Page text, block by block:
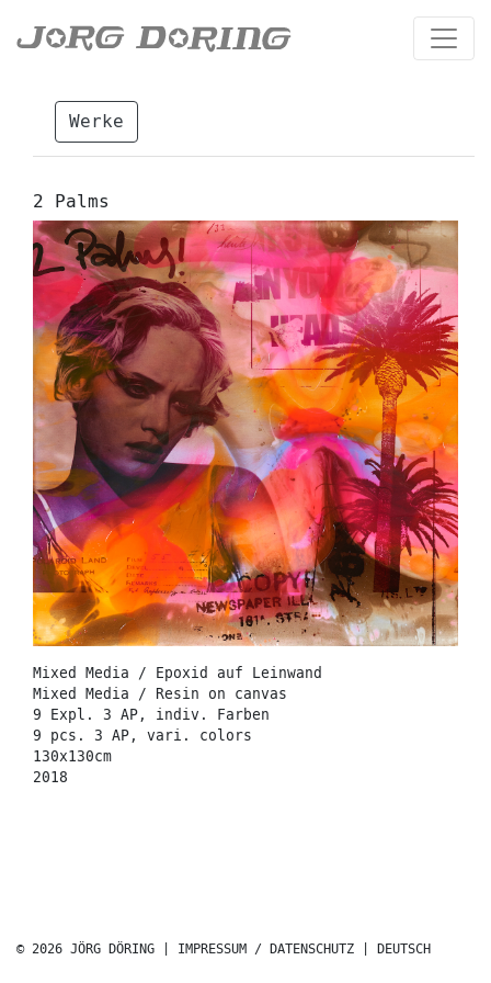
Werke
2 Palms
Mixed Media / Epoxid auf Leinwand
Mixed Media / Resin on canvas
9 Expl. 3 AP, indiv. Farben
9 pcs. 3 AP, vari. colors
130x130cm
2018
© 2026 JÖRG DÖRING | IMPRESSUM / DATENSCHUTZ DEUTSCH